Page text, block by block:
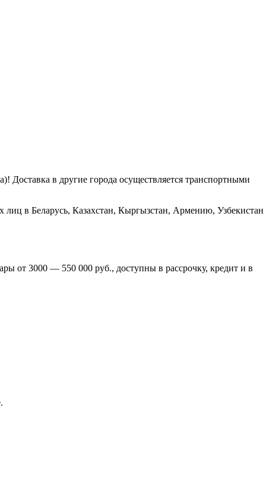
Доставка в другие города осуществляется транспортными
лиц в Беларусь, Казахстан, Кыргызстан, Армению, Узбекистан
от 3000 — 550 000 руб., доступны в рассрочку, кредит и в